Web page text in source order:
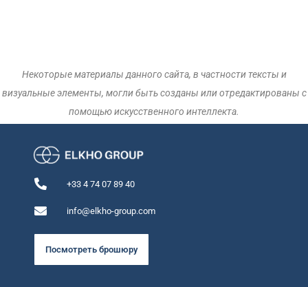
Некоторые материалы данного сайта, в частности тексты и
визуальные элементы, могли быть созданы или отредактированы с
помощью искусственного интеллекта.
+33 4 74 07 89 40
info@elkho-group.com
Посмотреть брошюру